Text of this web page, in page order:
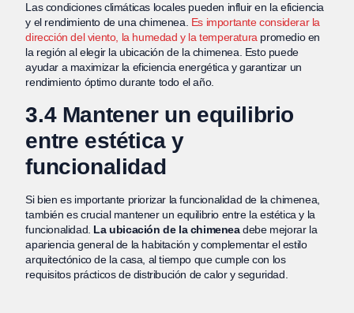
Las condiciones climáticas locales pueden influir en la eficiencia
y el rendimiento de una chimenea. Es importante considerar la
dirección del viento, la humedad y la temperaturapromedio en
la región al elegir la ubicación de la chimenea. Esto puede
ayudar a maximizar la eficiencia energética y garantizar un
rendimiento óptimo durante todo el año.
3.4 Mantener un equilibrio
entre estética y
funcionalidad
Si bien es importante priorizar la funcionalidad de la chimenea,
también es crucial mantener un equilibrio entre la estética y la
funcionalidad. La ubicación de la chimeneadebe mejorar la
apariencia general de la habitación y complementar el estilo
arquitectónico de la casa, al tiempo que cumple con los
requisitos prácticos de distribución de calor y seguridad.